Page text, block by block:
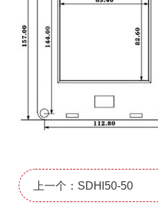
上一个：SDHl50-50